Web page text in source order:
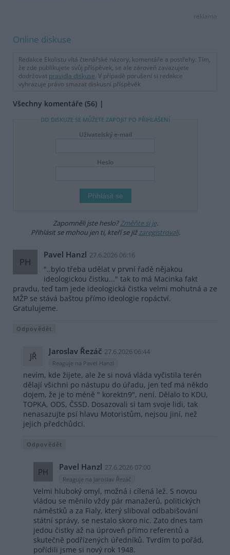
reklama
Online diskuse
Redakce Ekolistu vítá čtenářské názory, komentáře a postřehy. Tím,
že zde publikujete svůj příspěvek, se ale zároveň zavazujete
dodržovat pravidla diskuse. V případě porušení si redakce
vyhrazuje právo smazat diskusní příspěvěk
Všechny komentáře (56)
DO DISKUZE SE MŮŽETE ZAPOJIT PO PŘIHLÁŠENÍ
Uživatelský e-mail
Heslo
Zapomněli jste heslo?Změňte si je.
Přihlásit se mohou jen ti, kteří se jižzaregistrovali.
PH
Pavel Hanzl 27.6.2026 06:16
"..bylo třeba udělat v první řadě nějakou
ideologickou čistku..." tak to má Macinka fakt
pravdu, teď tam jede ideologická čistka velmi mohutná a ze
MŽP se stává baštou přímo ideologie ropáctví.
Gratulujeme.
Odpovědět
JŘ Jaroslav Řezáč 27.6.2026 06:44
Reaguje na Pavel Hanzl
nevím, kde žijete, ale že si nová vláda vyčistila terén
dělají všichni po nástupu do úřadu, jen teď má někdo
dojem, že je to méně " korektn9", není. Dělalo to KDU,
TOPKA, ODS, ČSSD. Dosazovali si tam svoje lidi, tak
nenasazujte psí hlavu Motoristům, nejsou jiní, než
jejich předchůdci.
Odpovědět
PH Pavel Hanzl 27.6.2026 07:00
Reaguje na Jaroslav Řezáč
Velmi hluboký omyl, možná i cílená lež. S novou
vládou se měnilo vždy pár manažerů, politických
náměstků a za Fialy, který sliboval odbabišování
státní správy, se nestalo skoro nic. Zato dnes tam
jedou čistky až na úproveň přímo referentů a
skutečně podřízených úředníků. Tvrdím to pořád,
pořídili jsme si nový rok 1948.